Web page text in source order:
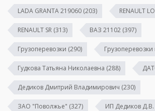
LADA GRANTA 219060 (203) RENAULT
RENAULT SR (313) ВАЗ 21102 (397)
Грузоперевозки (290)
Гудкова Татьяна Николаевна (288)
Дедиков Дмитрий Владимирович (230)
ЗАО "Поволжье" (327) ИП Дедиков Д.В.